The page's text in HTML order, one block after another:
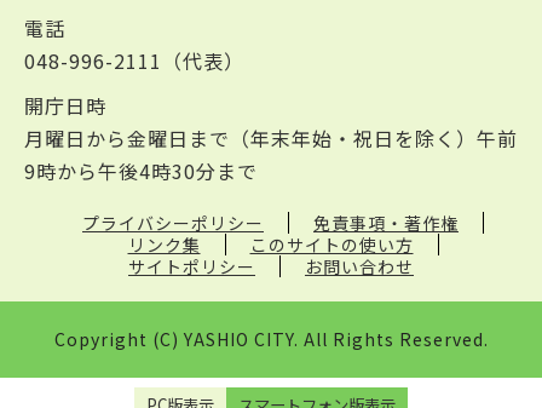
電話
048-996-2111（代表）
開庁日時
月曜日から金曜日まで（年末年始・祝日を除く）午前
9時から午後4時30分まで
プライバシーポリシー
免責事項・著作権
リンク集
このサイトの使い方
サイトポリシー
お問い合わせ
Copyright (C) YASHIO CITY. All Rights Reserved.